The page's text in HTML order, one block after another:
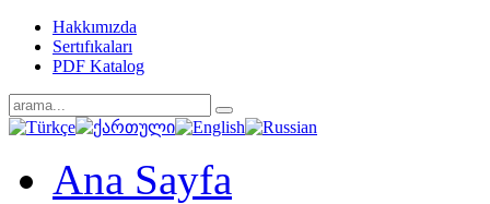
Hakkımızda
Sertıfıkaları
PDF Katalog
Ana Sayfa